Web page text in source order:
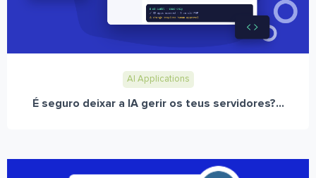
AI Applications
É seguro deixar a IA gerir os teus servidores?...